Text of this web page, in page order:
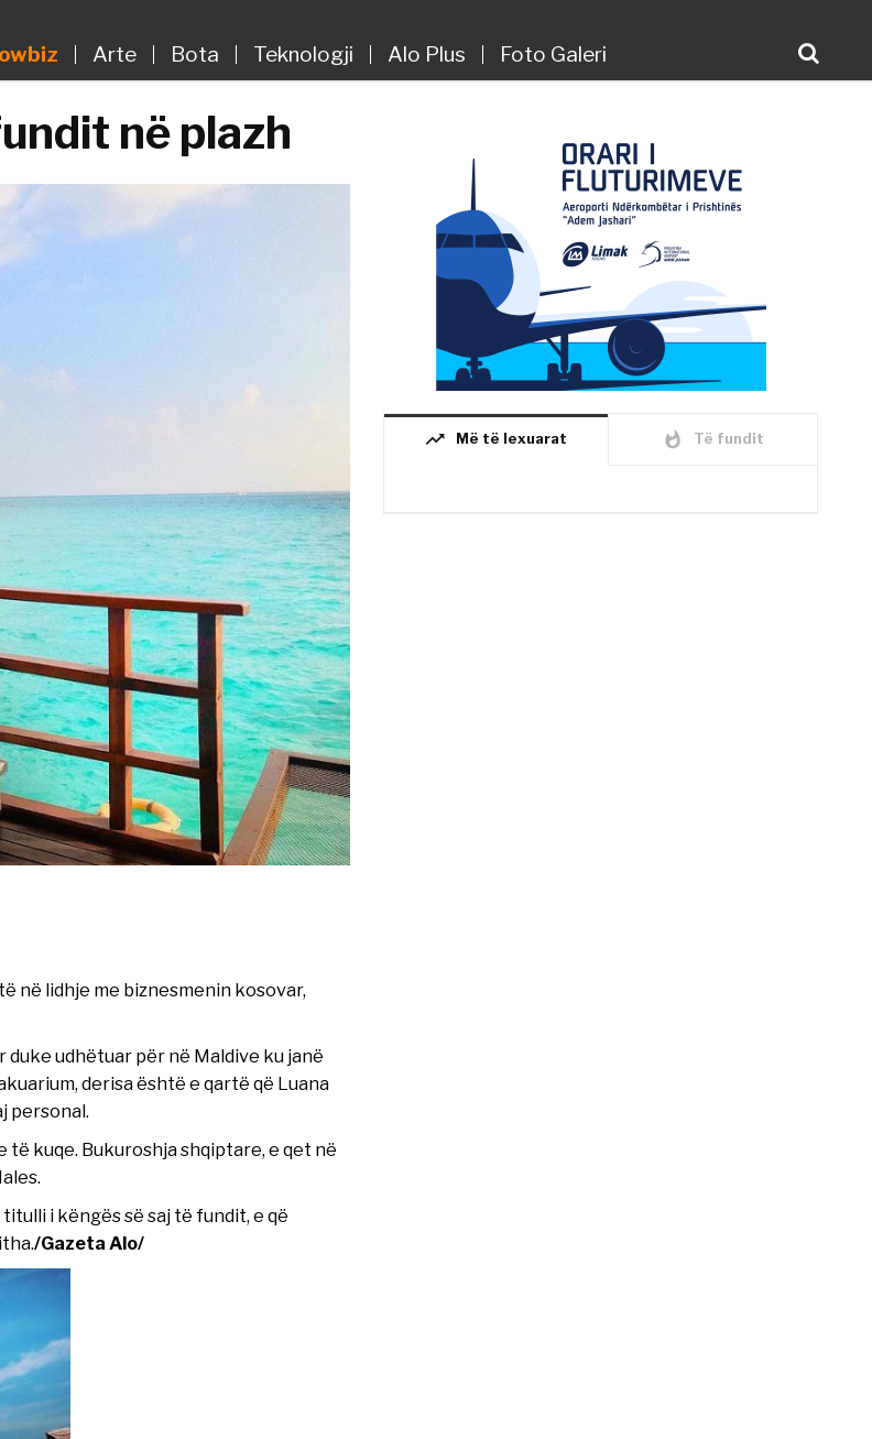
Arte Bota Teknologji Alo Plus Foto Galeri
në plazh
në lidhje me biznesmenin kosovar,
udhëtuar për në Maldive ku janë
derisa është e qartë që Luana
personal.
kuqe. Bukuroshja shqiptare, e qet në
i këngës së saj të fundit, e që
/Gazeta Alo/
trending_up Më të lexuarat whatshot Të fundit